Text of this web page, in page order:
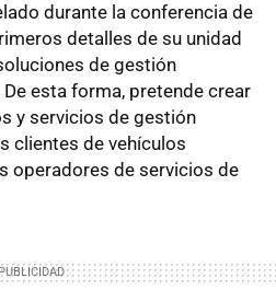
durante la conferencia de
detalles de su unidad
de gestión
esta forma, pretende crear
y servicios de gestión
clientes de vehículos
operadores de servicios de